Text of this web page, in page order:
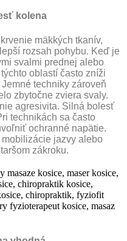
kolena
mäkkých tkanív,
rozsah pohybu. Keď je
svalmi prednej alebo
oblastí často zníži
techniky zároveň
zbytočne zviera svaly.
agresivita. Silná bolesť
technikách sa často
ochranné napätie.
jazvy alebo
zákroku.